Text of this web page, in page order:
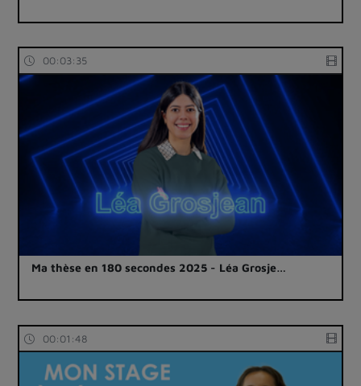
00:03:35
Ma thèse en 180 secondes 2025 - Léa Grosje…
00:01:48